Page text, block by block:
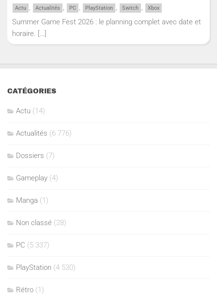
Actu , Actualités , PC , PlayStation , Switch , Xbox
Summer Game Fest 2026 : le planning complet avec date et
horaire. […]
CATÉGORIES
Actu (14)
Actualités (6 776)
Dossiers (7)
Gameplay (4)
Manga (1)
Non classé (28)
PC (5 337)
PlayStation (4 530)
Rétro (1)